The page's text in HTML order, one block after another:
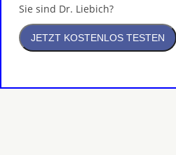
Sie sind Dr. Liebich?